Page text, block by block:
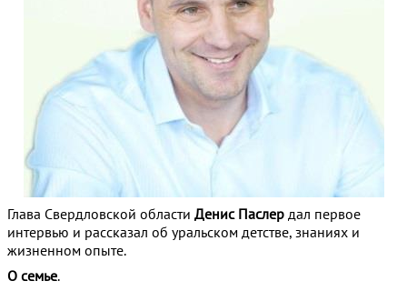
Глава Свердловской области Денис Паслер дал первое
интервью и рассказал об уральском детстве, знаниях и
жизненном опыте.
О семье.